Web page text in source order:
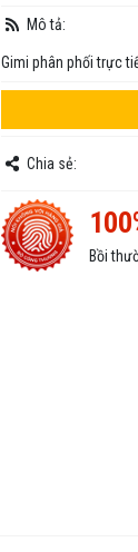
Mô tả:
Gimi phân phối trực
Chia sẻ:
Bồi